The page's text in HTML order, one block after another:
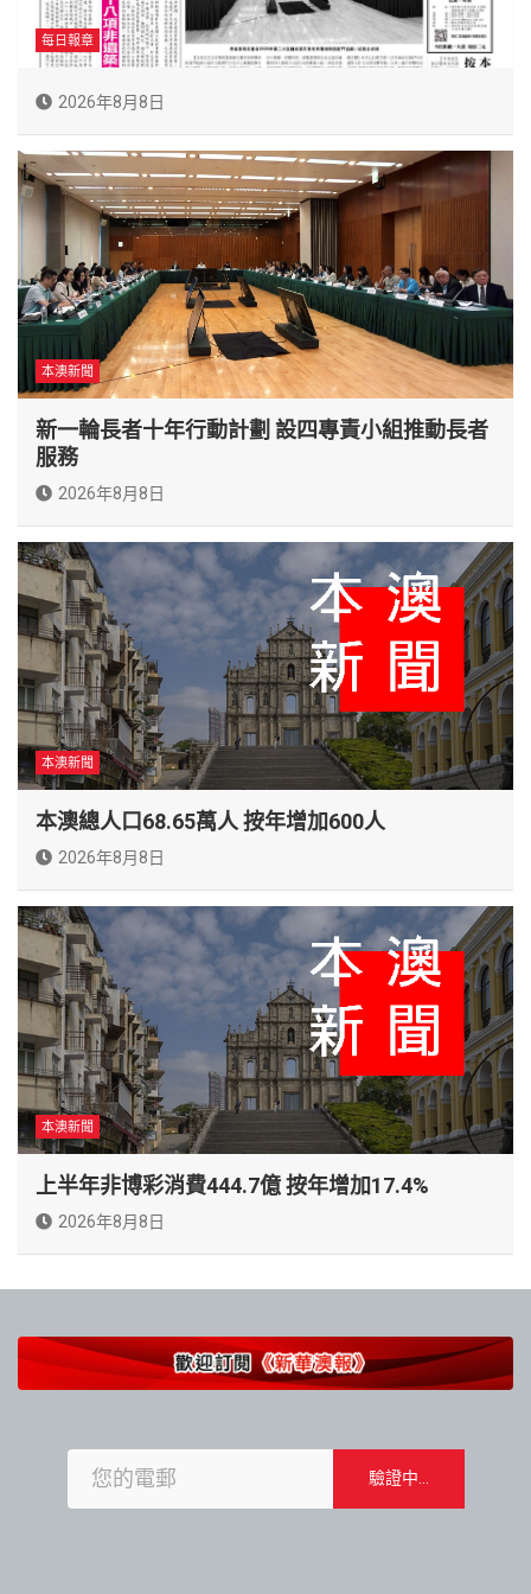
每日報章
2026年8月8日
本澳新聞
新一輪長者十年行動計劃 設四專責小組推動長者
服務
2026年8月8日
本澳新聞
本澳總人口68.65萬人 按年增加600人
2026年8月8日
本澳新聞
上半年非博彩消費444.7億 按年增加17.4%
2026年8月8日